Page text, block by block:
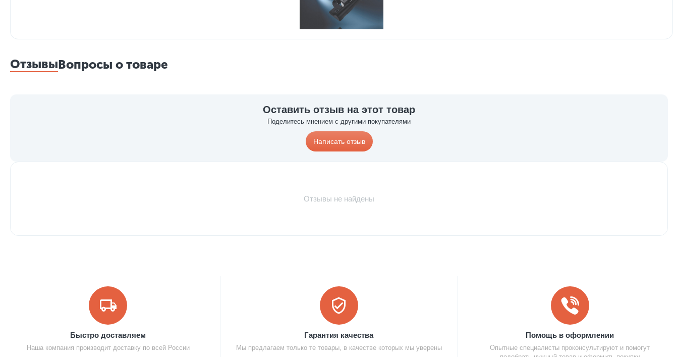
ОтзывыВопросы о товаре
Оставить отзыв на этот товар
Поделитесь мнением с другими покупателями
Написать отзыв
Отзывы не найдены
Быстро доставляем
Наша компания производит доставку по всей России
Гарантия качества
Мы предлагаем только те товары, в качестве которых мы уверены
Помощь в оформлении
Опытные специалисты проконсультируют и помогут